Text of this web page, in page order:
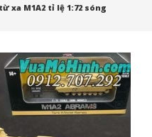
xa M1A2 tỉ lệ 1:72 sóng